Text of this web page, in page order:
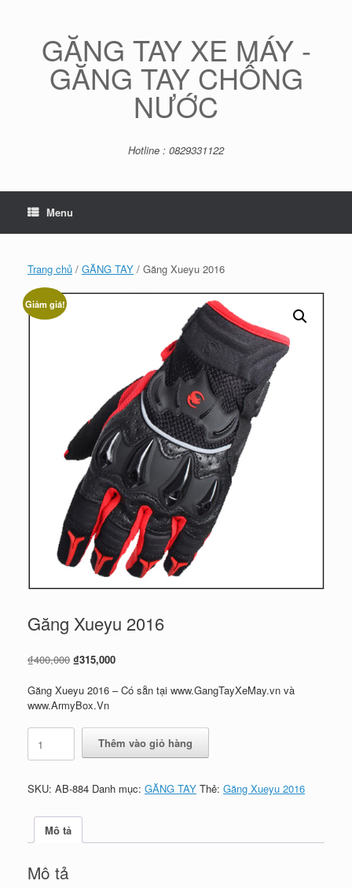
GĂNG TAY XE MÁY -
GĂNG TAY CHỐNG
NƯỚC
Hotline : 0829331122
Menu
Trang chủ / GĂNG TAY / Găng Xueyu 2016
Giảm giá!
Găng Xueyu 2016
₫400,000 Giá
là:
₫400,000.
₫315,000Giá
tại
Găng Xueyu 2016 – Có sẵn tại www.GangTayXeMay.vn và
www.ArmyBox.Vn
Găng
Xueyu
2016
lượng
Thêm vào giỏ hàng
SKU: AB-884 Danh mục: GĂNG TAY Thẻ: Găng Xueyu 2016
Mô tả
Mô tả